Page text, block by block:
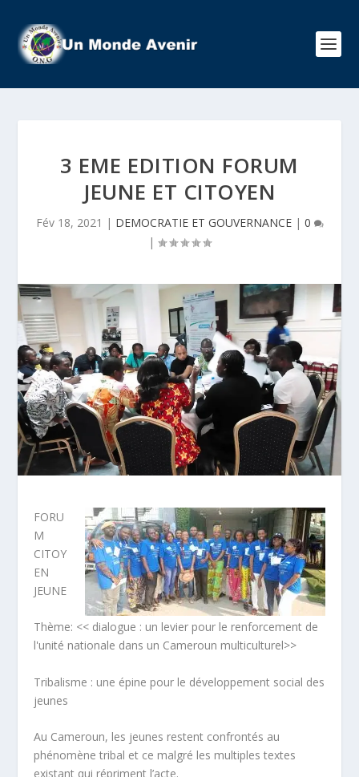
3 EME EDITION FORUM
JEUNE ET CITOYEN
Fév 18, 2021 | DEMOCRATIE ET GOUVERNANCE| 0
|
FORU
M
CITOY
EN
JEUNE
Thème: << dialogue : un levier pour le renforcement de
l'unité nationale dans un Cameroun multiculturel>>
Tribalisme : une épine pour le développement social des
jeunes
Au Cameroun, les jeunes restent confrontés au
phénomène tribal et ce malgré les multiples textes
existant qui répriment l’acte.